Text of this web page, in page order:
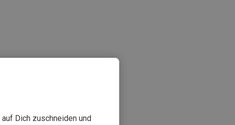
Dich zuschneiden und